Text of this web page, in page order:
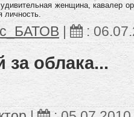
женщина, кавалер
личность.
:
облака...